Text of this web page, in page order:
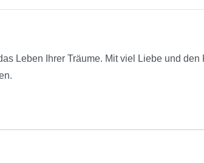
Leben Ihrer Träume. Mit viel Liebe und den